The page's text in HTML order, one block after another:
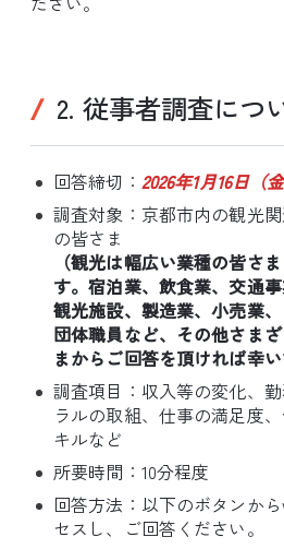
2. 従事者調査につ
回答締切： 2026年1月16日（金
調査対象：京都市内の観光
の皆さま
（観光は幅広い業種の皆さ
す。宿泊業、飲食業、交通
観光施設、製造業、小売業、
団体職員など、その他さま
まからご回答を頂ければ幸い
調査項目：収入等の変化、
ラルの取組、仕事の満足度
キルなど
所要時間：10分程度
回答方法：以下のボタンか
セスし、ご回答ください。